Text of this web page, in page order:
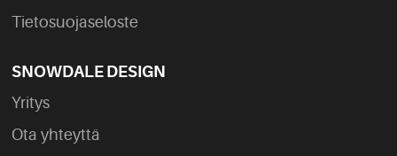
Tietosuojaseloste
SNOWDALE DESIGN
Yritys
Ota yhteyttä